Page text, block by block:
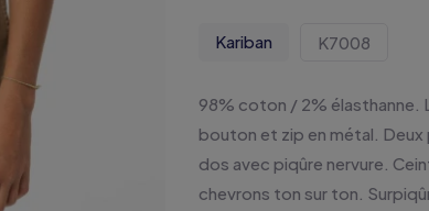
Kariban K7008
98% coton / 2% élasthanne.
bouton et zip en métal.
dos avec piqûre nervure.
chevrons ton sur ton.